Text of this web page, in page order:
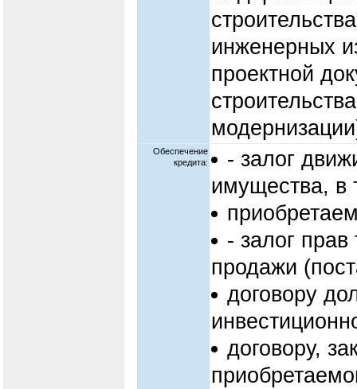
инженерных
проектной
Обеспечение
кредита:
- залог
имущества, в
- залог
продажи
договору
договору,